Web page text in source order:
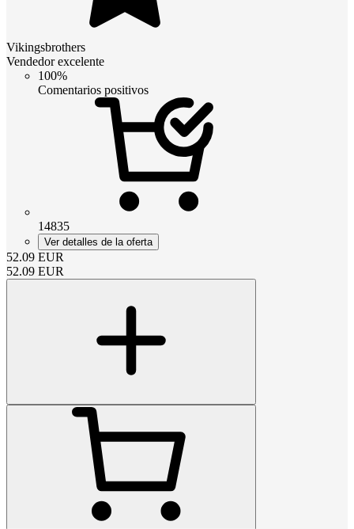
Vikingsbrothers
Vendedor excelente
100%
Comentarios positivos
14835
Ver detalles de la oferta
52.09 EUR
52.09 EUR